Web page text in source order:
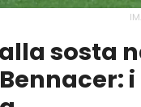
sosta